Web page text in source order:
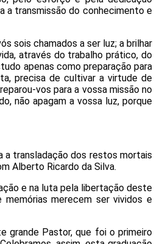
a transmissão do conhecimento e
sois chamados a ser luz; a brilhar
através do trabalho prático, do
apenas como preparação para
precisa de cultivar a virtude de
vos para a vossa missão no
não apagam a vossa luz, porque
a transladação dos restos mortais
Alberto Ricardo da Silva.
e na luta pela libertação deste
merecem ser vividos e
grande Pastor, que foi o primeiro